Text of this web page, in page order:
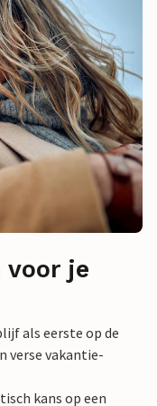
voor je
als eerste op de
verse vakantie-
kans op een